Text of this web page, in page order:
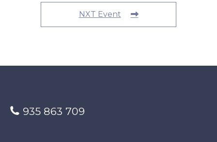
NXT Event
935 863 709